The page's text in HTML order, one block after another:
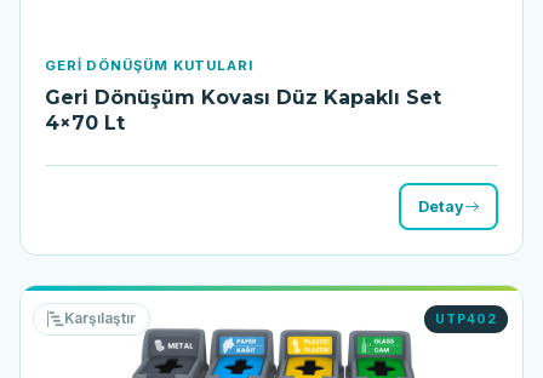
GERI DÖNÜŞÜM KUTULARI
Geri Dönüşüm Kovası Düz Kapaklı Set
4×70 Lt
Detay
UTP402
Karşılaştır